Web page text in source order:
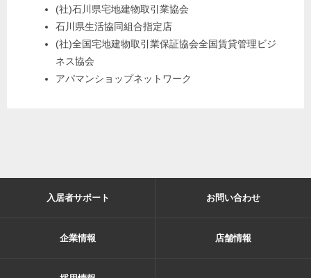
(社)石川県宅地建物取引業協会
石川県生活協同組合指定店
(社)全国宅地建物取引業保証協会全国賃貸管理ビジ
ネス協会
アパマンショップネットワーク
入居者サポート お問い合わせ
企業情報 店舗情報